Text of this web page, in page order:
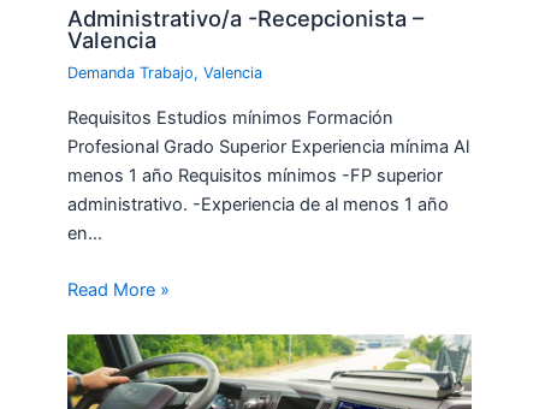
Administrativo/a -Recepcionista –
Valencia
Demanda Trabajo,Valencia
Requisitos Estudios mínimos Formación
Profesional Grado Superior Experiencia mínima Al
menos 1 año Requisitos mínimos -FP superior
administrativo. -Experiencia de al menos 1 año
en…
Read More »